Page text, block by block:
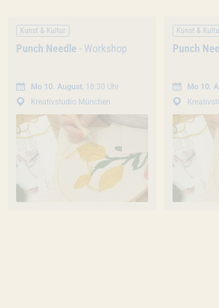
Kunst & Kultur
Veranstaltung
Punch Needle - Workshop
Mo 10. August, 18:30 Uhr
Kreativstudio München
Kunst &
Punch
Mo 10.